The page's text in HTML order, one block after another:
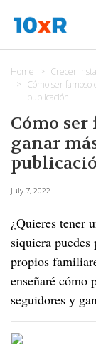
Home
Crecer
Cómo ser
publicación
Cómo
ganar
July 7, 2022
¿Quieres tener
siquiera
propios
enseñaré cómo
seguidores y